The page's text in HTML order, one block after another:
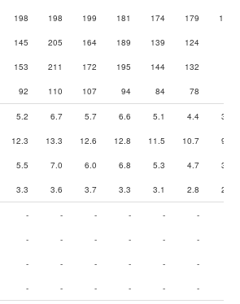
198 198 199 181 174 179 179
145 205 164 189 139 124
153 211 172 195 144 132
92 110 107 94 84 78
5.2 6.7 5.7 6.6 5.1 4.4 3.3
12.3 13.3 12.6 12.8 11.5 10.7 9.8
5.5 7.0 6.0 6.8 5.3 4.7 3.4
3.3 3.6 3.7 3.3 3.1 2.8 2.9
- - - - - -
- - - - - -
- - - - - -
- - - - - -